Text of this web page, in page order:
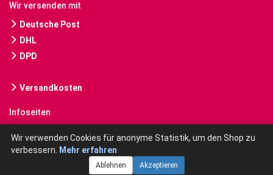
Wir versenden mit
Deutsche Post
DHL
DPD
Versandkosten
Infoseiten
Wir verwenden Cookies für anonyme Statistik, um den Shop zu
verbessern.
Mehr erfahren
Ablehnen Akzeptieren